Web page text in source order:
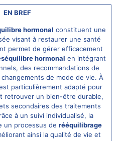
EN BREF
hormonal constituent une
visant à restaurer une santé
permet de gérer efficacement
hormonal en intégrant
des recommandations de
de mode de vie. À
particulièrement adapté pour
retrouver un bien-être durable,
secondaires des traitements
à un suivi individualisé, la
un processus de rééquilibrage
ainsi la qualité de vie et